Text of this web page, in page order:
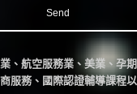
、航空服務業、美業、孕
服務、國際認證輔導課程